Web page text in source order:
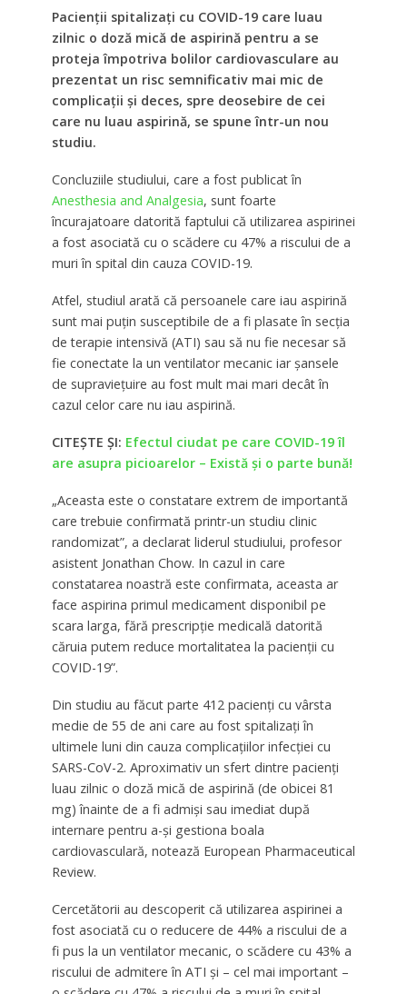
Pacienții spitalizați cu COVID-19 care luau
zilnic o doză mică de aspirină pentru a se
proteja împotriva bolilor cardiovasculare au
prezentat un risc semnificativ mai mic de
complicații și deces, spre deosebire de cei
care nu luau aspirină, se spune într-un nou
studiu.
Concluziile studiului, care a fost publicat în
Anesthesia and Analgesia, sunt foarte
încurajatoare datorită faptului că utilizarea aspirinei
a fost asociată cu o scădere cu 47% a riscului de a
muri în spital din cauza COVID-19.
Atfel, studiul arată că persoanele care iau aspirină
sunt mai puțin susceptibile de a fi plasate în secția
de terapie intensivă (ATI) sau să nu fie necesar să
fie conectate la un ventilator mecanic iar șansele
de supraviețuire au fost mult mai mari decât în
cazul celor care nu iau aspirină.
CITEȘTE ȘI: Efectul ciudat pe care COVID-19 îl
are asupra picioarelor – Există și o parte bună!
„Aceasta este o constatare extrem de importantă
care trebuie confirmată printr-un studiu clinic
randomizat”, a declarat liderul studiului, profesor
asistent Jonathan Chow. In cazul in care
constatarea noastră este confirmata, aceasta ar
face aspirina primul medicament disponibil pe
scara larga, fără prescripție medicală datorită
căruia putem reduce mortalitatea la pacienții cu
COVID-19”.
Din studiu au făcut parte 412 pacienți cu vârsta
medie de 55 de ani care au fost spitalizați în
ultimele luni din cauza complicațiilor infecției cu
SARS-CoV-2. Aproximativ un sfert dintre pacienți
luau zilnic o doză mică de aspirină (de obicei 81
mg) înainte de a fi admiși sau imediat după
internare pentru a-și gestiona boala
cardiovasculară, notează European Pharmaceutical
Review.
Cercetătorii au descoperit că utilizarea aspirinei a
fost asociată cu o reducere de 44% a riscului de a
fi pus la un ventilator mecanic, o scădere cu 43% a
riscului de admitere în ATI și – cel mai important –